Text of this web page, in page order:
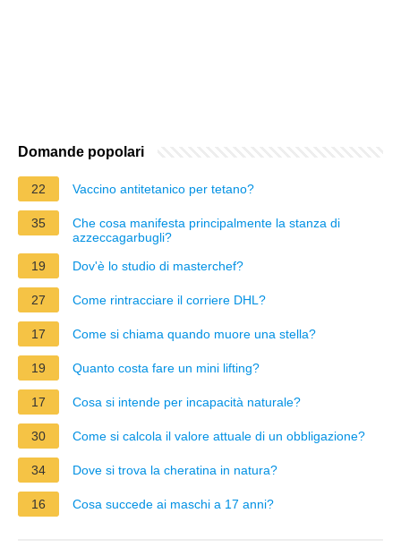
Domande popolari
22 Vaccino antitetanico per tetano?
35
Che cosa manifesta principalmente la stanza di
azzeccagarbugli?
19
Dov'è lo studio di masterchef?
27 Come rintracciare il corriere DHL?
17 Come si chiama quando muore una stella?
19 Quanto costa fare un mini lifting?
17 Cosa si intende per incapacità naturale?
30 Come si calcola il valore attuale di un obbligazione?
34 Dove si trova la cheratina in natura?
16 Cosa succede ai maschi a 17 anni?